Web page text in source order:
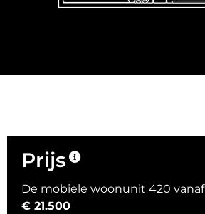
Prijs
De mobiele woonunit 420 vanaf
€ 21.500